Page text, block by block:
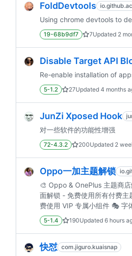
FoldDevtools
Using chrome devtools to
19-68b9df7 7Updated 2
Disable Target API
Re-enable installation of
5-1.2 27Updated 4 months
JunZi Xposed Hook
对一些软件的功能性增强
72-4.3.2 200Updated 2
Oppo一加主题解锁
🎨 Oppo & OnePlus 主题商
面解锁 - 免费使用所有付费
费使用 VIP 专属小组件 🎭
5-1.4 190Updated 6 hours
快怼 com.jiguro.kuaisnap